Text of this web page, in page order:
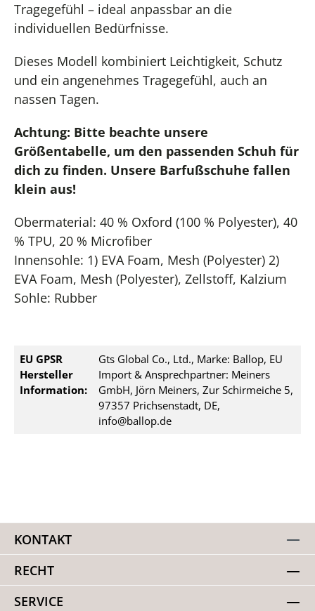
Tragegefühl – ideal anpassbar an die
individuellen Bedürfnisse.
Dieses Modell kombiniert Leichtigkeit, Schutz
und ein angenehmes Tragegefühl, auch an
nassen Tagen.
Achtung: Bitte beachte unsere
Größentabelle, um den passenden Schuh für
dich zu finden. Unsere Barfußschuhe fallen
klein aus!
Obermaterial: 40 % Oxford (100 % Polyester), 40
% TPU, 20 % Microfiber
Innensohle: 1) EVA Foam, Mesh (Polyester) 2)
EVA Foam, Mesh (Polyester), Zellstoff, Kalzium
Sohle: Rubber
EU GPSR
Hersteller
Information:
Gts Global Co., Ltd., Marke: Ballop, EU
Import & Ansprechpartner: Meiners
GmbH, Jörn Meiners, Zur Schirmeiche 5,
97357 Prichsenstadt, DE,
info@ballop.de
KONTAKT
RECHT
SERVICE